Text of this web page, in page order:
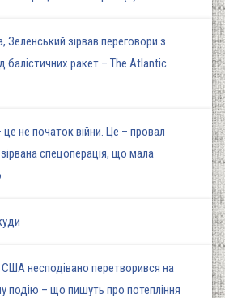
зірвав переговори з
балістичних ракет – The Atlantic
не початок війни. Це – провал
зірвана спецоперація, що мала
несподівано перетворився на
подію – що пишуть про потепління